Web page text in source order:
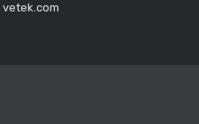
vetek.com